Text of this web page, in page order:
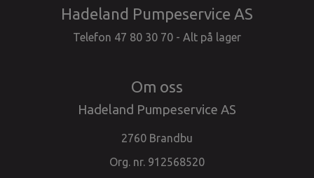
Hadeland Pumpeservice AS
Telefon 47 80 30 70 - Alt på lager
Om oss
Hadeland Pumpeservice AS
2760 Brandbu
Org. nr. 912568520